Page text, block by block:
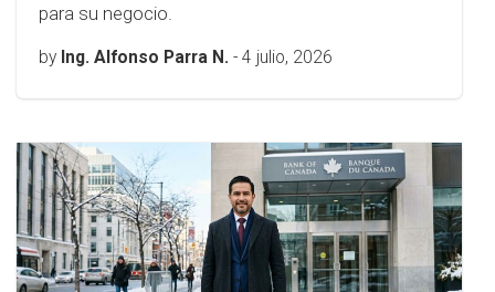
para su negocio.
by Ing. Alfonso Parra N. - 4 julio, 2026